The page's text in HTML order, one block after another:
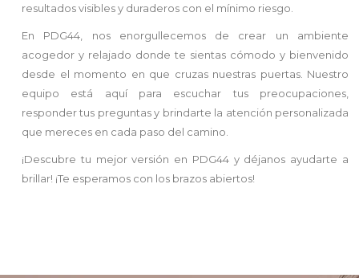
resultados visibles y duraderos con el mínimo riesgo.
En PDG44, nos enorgullecemos de crear un ambiente
acogedor y relajado donde te sientas cómodo y bienvenido
desde el momento en que cruzas nuestras puertas. Nuestro
equipo está aquí para escuchar tus preocupaciones,
responder tus preguntas y brindarte la atención personalizada
que mereces en cada paso del camino.
¡Descubre tu mejor versión en PDG44 y déjanos ayudarte a
brillar! ¡Te esperamos con los brazos abiertos!